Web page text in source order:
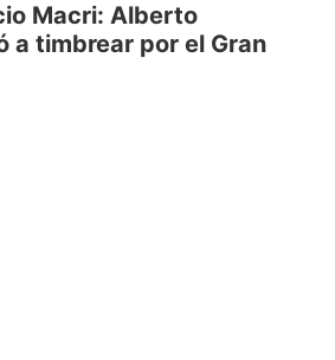
Macri: Alberto
a timbrear por el Gran